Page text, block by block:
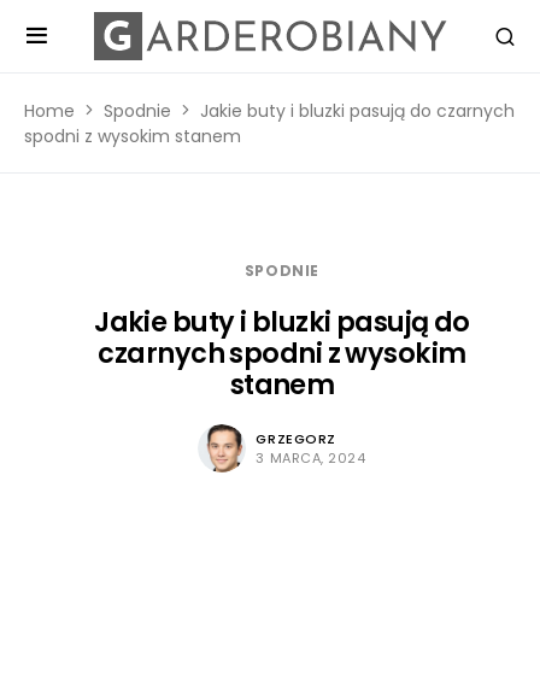
Home Spodnie
Jakie buty i bluzki pasują do czarnych
spodni z wysokim stanem
SPODNIE
Jakie buty i bluzki pasują do
czarnych spodni z wysokim
stanem
GRZEGORZ
3 MARCA, 2024